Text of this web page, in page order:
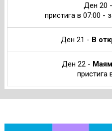
Ден 20 -
пристига в 07:00 -
Ден 21 - В
Ден 22 -
пристига